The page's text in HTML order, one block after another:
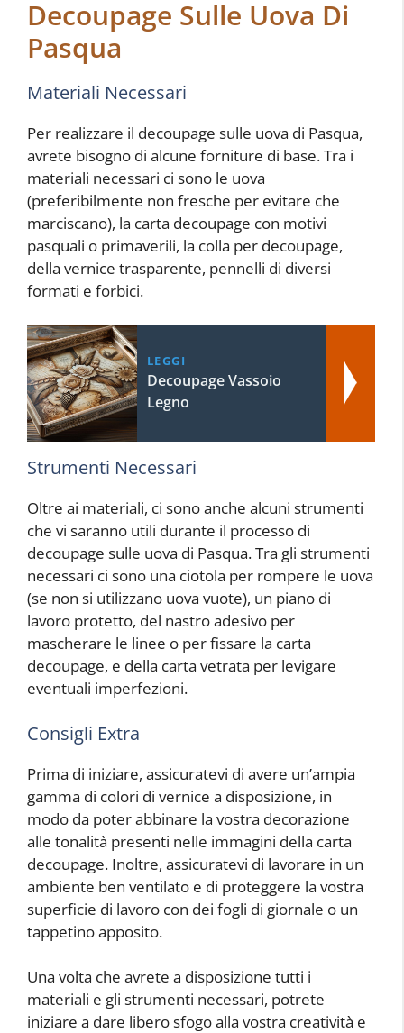
Decoupage Sulle Uova Di
Pasqua
Materiali Necessari
Per realizzare il decoupage sulle uova di Pasqua,
avrete bisogno di alcune forniture di base. Tra i
materiali necessari ci sono le uova
(preferibilmente non fresche per evitare che
marciscano), la carta decoupage con motivi
pasquali o primaverili, la colla per decoupage,
della vernice trasparente, pennelli di diversi
formati e forbici.
LEGGI
Decoupage Vassoio
Legno
Strumenti Necessari
Oltre ai materiali, ci sono anche alcuni strumenti
che vi saranno utili durante il processo di
decoupage sulle uova di Pasqua. Tra gli strumenti
necessari ci sono una ciotola per rompere le uova
(se non si utilizzano uova vuote), un piano di
lavoro protetto, del nastro adesivo per
mascherare le linee o per fissare la carta
decoupage, e della carta vetrata per levigare
eventuali imperfezioni.
Consigli Extra
Prima di iniziare, assicuratevi di avere un’ampia
gamma di colori di vernice a disposizione, in
modo da poter abbinare la vostra decorazione
alle tonalità presenti nelle immagini della carta
decoupage. Inoltre, assicuratevi di lavorare in un
ambiente ben ventilato e di proteggere la vostra
superficie di lavoro con dei fogli di giornale o un
tappetino apposito.
Una volta che avrete a disposizione tutti i
materiali e gli strumenti necessari, potrete
iniziare a dare libero sfogo alla vostra creatività e